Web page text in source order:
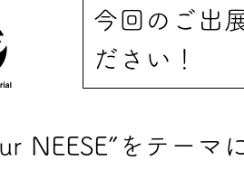
今回のご出
ださい！
NEESE”をテー